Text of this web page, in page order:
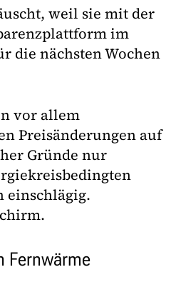
weil sie mit der
im
die nächsten Wochen
vor allem
Preisänderungen auf
Gründe nur
einschlägig.
Fernwärme